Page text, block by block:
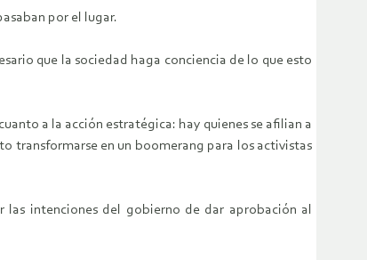
por el lugar.
que la sociedad haga conciencia de lo que esto
a la acción estratégica: hay quienes se afilian a
transformarse en un boomerang para los activistas
intenciones del gobierno de dar aprobación al